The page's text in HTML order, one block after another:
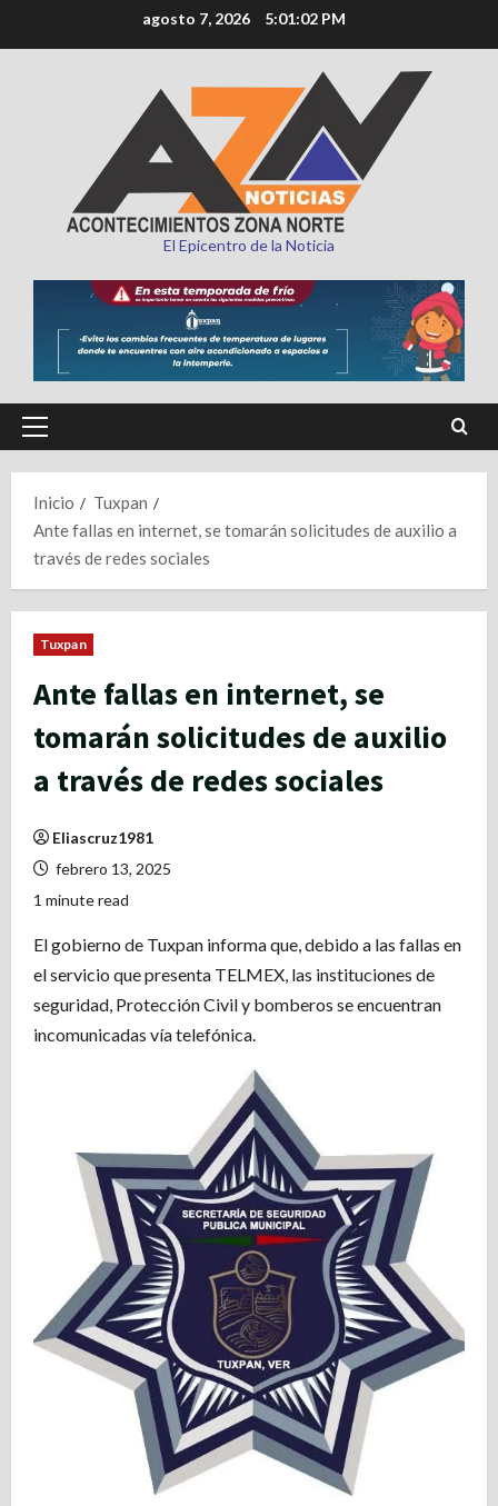
al
agosto 7, 2026 5:01:03 PM
El Epicentro de la Noticia
Menú
Inicio
Tuxpan
Ante fallas en internet, se tomarán solicitudes de auxilio a
través de redes sociales
Tuxpan
Ante fallas en internet, se
tomarán solicitudes de auxilio
a través de redes sociales
Eliascruz1981
febrero 13, 2025
1 minute read
El gobierno de Tuxpan informa que, debido a las fallas en
el servicio que presenta TELMEX, las instituciones de
seguridad, Protección Civil y bomberos se encuentran
incomunicadas vía telefónica.